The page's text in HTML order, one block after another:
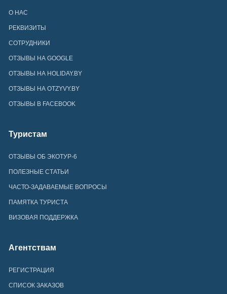
О НАС
РЕКВИЗИТЫ
СОТРУДНИКИ
ОТЗЫВЫ НА GOOGLE
ОТЗЫВЫ НА HOLIDAY.BY
ОТЗЫВЫ НА OTZYVY.BY
ОТЗЫВЫ В FACEBOOK
Туристам
ОТЗЫВЫ ОБ ЭКОТУР-6
ПОЛЕЗНЫЕ СТАТЬИ
ЧАСТО-ЗАДАВАЕМЫЕ ВОПРОСЫ
ПАМЯТКА ТУРИСТА
ВИЗОВАЯ ПОДДЕРЖКА
Агентствам
РЕГИСТРАЦИЯ
СПИСОК ЗАКАЗОВ